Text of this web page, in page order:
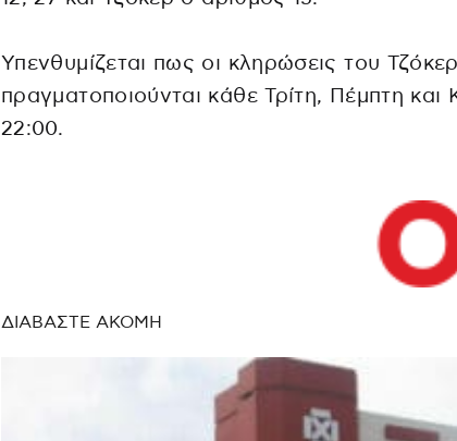
Υπενθυμίζεται πως οι κληρώσεις του Τζόκερ
πραγματοποιούνται κάθε Τρίτη, Πέμπτη και
22:00.
ΔΙΑΒΑΣΤΕ ΑΚΟΜΗ